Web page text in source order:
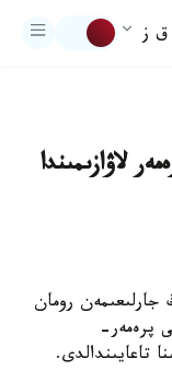
ق ز
لاۋازىمىندا
جارلىعىمەن رومان
پرەمەر-
تاعايىندالدى.